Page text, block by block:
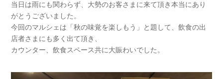
当日は雨にも関わらず、大勢のお客さまに来て頂き本当にあり
がとうございました。
今回のマルシェは「秋の味覚を楽しもう」と題して、飲食の出
店者さまにも多く出て頂き、
カウンター、飲食スペース共に大賑わいでした。